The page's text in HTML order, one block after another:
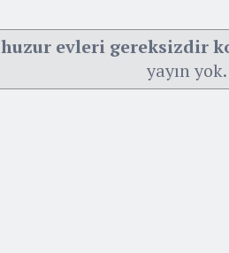
huzur evleri gereksizdir
yayın yok.